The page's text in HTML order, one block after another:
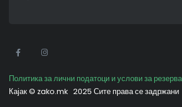
Политика за лични податоци и услови за
Кајак © zako.mk 2025 Сите права се задржани